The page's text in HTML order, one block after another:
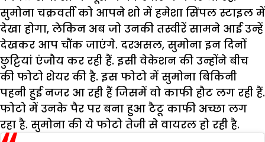
सुमोना चक्रवर्ती को आपने शो में हमेशा सिंपल स्टाइल में
देखा होगा, लेकिन अब जो उनकी तस्वीरें सामने आई उन्हें
देखकर आप चौंक जाएंगे. दरअसल, सुमोना इन दिनों
छुट्टियां एंजौय कर रही हैं. इसी वेकेशन की उन्होंने बीच
की फोटो शेयर की है. इस फोटो में सुमोना बिकिनी
पहनी हुई नजर आ रही हैं जिसमें वो काफी हौट लग रही हैं.
फोटो में उनके पैर पर बना हुआ टैटू काफी अच्छा लग
रहा है. सुमोना की ये फोटो तेजी से वायरल हो रही है.